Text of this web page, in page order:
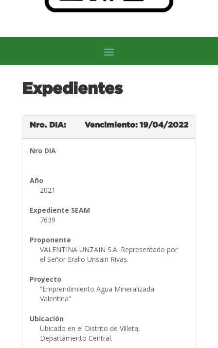
Expedientes
Nro. DIA: Vencimiento: 19/04/2022
Nro DIA
Año
2021
Expediente SEAM
7639
Proponente
VALENTINA UNZAIN S.A. Representado por
el Señor Eralio Unsain Rivas.
Proyecto
“Emprendimiento Agua Mineralizada
Valentina”
Ubicación
Ubicado en el Distrito de Villeta,
Departamento Central.